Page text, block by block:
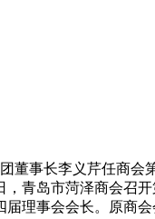
事长李义芹任商会
青岛市菏泽商会召
理事会会长。原商